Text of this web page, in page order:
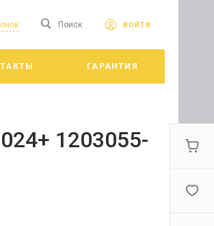
Принять
Поиск ВОЙТИ
ГАРАНТИЯ
1203055-